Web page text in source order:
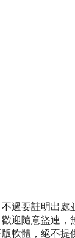
過要註明出處
迎隨意盜連，
軟體，絕不提